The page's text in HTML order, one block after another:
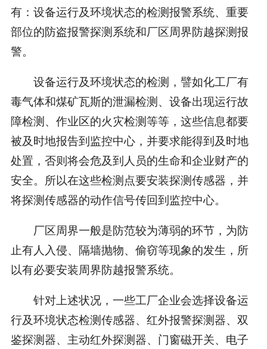
有：设备运行及环境状态的检测报警系统、重要
部位的防盗报警探测系统和厂区周界防越探测报
警。
设备运行及环境状态的检测，譬如化工厂有
毒气体和煤矿瓦斯的泄漏检测、设备出现运行故
障检测、作业区的火灾检测等等，这些信息都要
被及时地报告到监控中心，并要求能得到及时地
处置，否则将会危及到人员的生命和企业财产的
安全。所以在这些检测点要安装探测传感器，并
将探测传感器的动作信号传回到监控中心。
厂区周界一般是防范较为薄弱的环节，为防
止有人入侵、隔墙抛物、偷窃等现象的发生，所
以有必要安装周界防越报警系统。
针对上述状况，一些工厂企业会选择设备运
行及环境状态检测传感器、红外报警探测器、双
鉴探测器、主动红外探测器、门窗磁开关、电子